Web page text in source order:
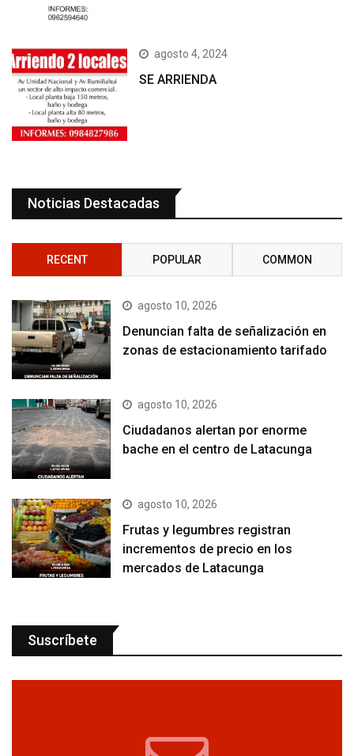
agosto 4, 2024
SE ARRIENDA
Noticias Destacadas
RECENT POPULAR COMMON
agosto 10, 2026
Denuncian falta de señalización en
zonas de estacionamiento tarifado
agosto 10, 2026
Ciudadanos alertan por enorme
bache en el centro de Latacunga
agosto 10, 2026
Frutas y legumbres registran
incrementos de precio en los
mercados de Latacunga
Suscríbete